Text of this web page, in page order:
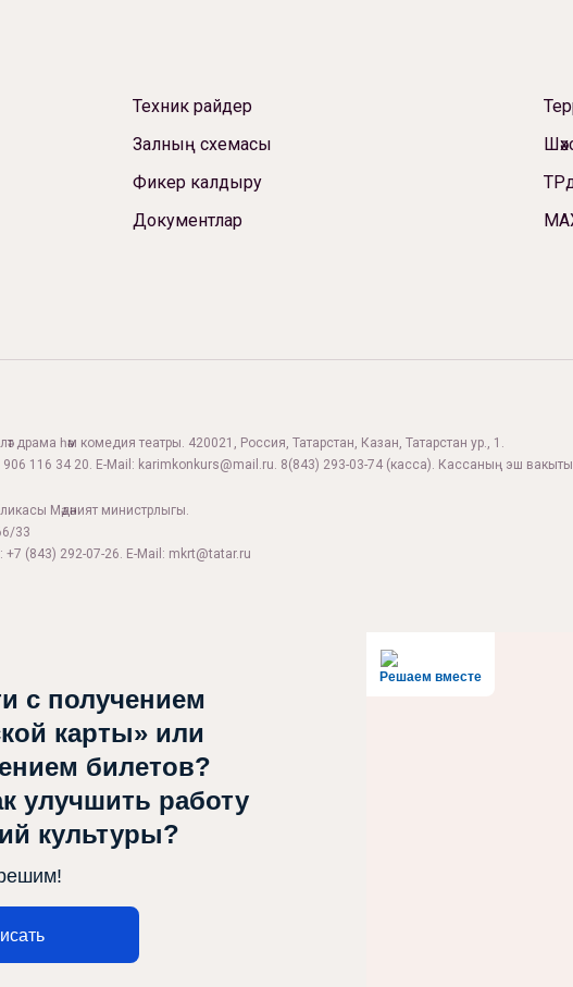
Техник райдер
Залның схемасы
Фикер калдыру
Документлар
драма һәм комедия театры. 420021, Россия, Татарстан, Казан, Татарстан ур., 1.
906 116 34 20. E-Mail: karimkonkurs@mail.ru. 8(843) 293-03-74 (касса). Кассаның эш
Мәдәният министрлыгы.
33
(843) 292-07-26. E-Mail: mkrt@tatar.ru
Решаем вместе
с получением
карты» или
билетов?
улучшить работу
культуры?